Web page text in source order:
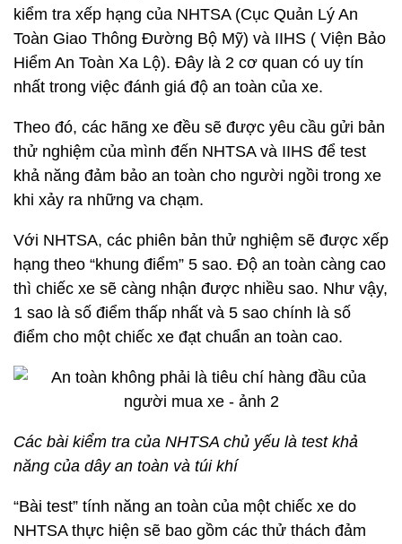
kiểm tra xếp hạng của NHTSA (Cục Quản Lý An
Toàn Giao Thông Đường Bộ Mỹ) và IIHS ( Viện Bảo
Hiểm An Toàn Xa Lộ). Đây là 2 cơ quan có uy tín
nhất trong việc đánh giá độ an toàn của xe.
Theo đó, các hãng xe đều sẽ được yêu cầu gửi bản
thử nghiệm của mình đến NHTSA và IIHS để test
khả năng đảm bảo an toàn cho người ngồi trong xe
khi xảy ra những va chạm.
Với NHTSA, các phiên bản thử nghiệm sẽ được xếp
hạng theo “khung điểm” 5 sao. Độ an toàn càng cao
thì chiếc xe sẽ càng nhận được nhiều sao. Như vậy,
1 sao là số điểm thấp nhất và 5 sao chính là số
điểm cho một chiếc xe đạt chuẩn an toàn cao.
Các bài kiểm tra của NHTSA chủ yếu là test khả
năng của dây an toàn và túi khí
“Bài test” tính năng an toàn của một chiếc xe do
NHTSA thực hiện sẽ bao gồm các thử thách đảm